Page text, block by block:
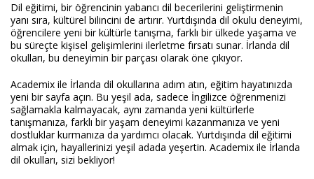
Dil eğitimi, bir öğrencinin yabancı dil becerilerini geliştirmenin
yanı sıra, kültürel bilincini de artırır. Yurtdışında dil okulu deneyimi,
öğrencilere yeni bir kültürle tanışma, farklı bir ülkede yaşama ve
bu süreçte kişisel gelişimlerini ilerletme fırsatı sunar. İrlanda dil
okulları, bu deneyimin bir parçası olarak öne çıkıyor.
Academix ile İrlanda dil okullarına adım atın, eğitim hayatınızda
yeni bir sayfa açın. Bu yeşil ada, sadece İngilizce öğrenmenizi
sağlamakla kalmayacak, aynı zamanda yeni kültürlerle
tanışmanıza, farklı bir yaşam deneyimi kazanmanıza ve yeni
dostluklar kurmanıza da yardımcı olacak. Yurtdışında dil eğitimi
almak için, hayallerinizi yeşil adada yeşertin. Academix ile İrlanda
dil okulları, sizi bekliyor!